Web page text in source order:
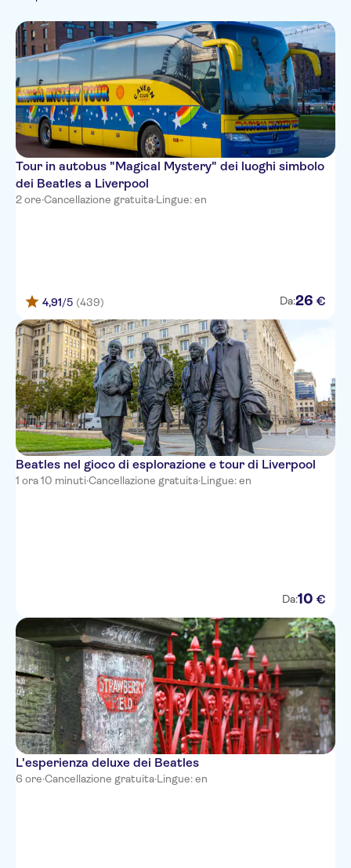
Gratis per i bambini
Local touch
Tour privato
Imperdibili
Visite ai
monumenti
Turismo e tradizioni
Città
Italiano
Giapponese
Coreano
Olandese
Tour in autobus "Magical Mystery" dei luoghi simbolo
dei Beatles a Liverpool
2 ore·Cancellazione gratuita·Lingue: en
4,91/5 (439) Da:26 €
Beatles nel gioco di esplorazione e tour di Liverpool
1 ora 10 minuti·Cancellazione gratuita·Lingue: en
Da:10 €
L'esperienza deluxe dei Beatles
6 ore·Cancellazione gratuita·Lingue: en